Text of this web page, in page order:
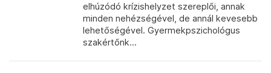
elhúzódó krízishelyzet szereplői, annak
minden nehézségével, de annál kevesebb
lehetőségével. Gyermekpszichológus
szakértőnk...